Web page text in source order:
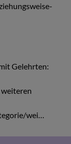
Gelehrten:
weiteren
wei…